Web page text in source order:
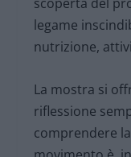
legame
nutrizione,
La mostra si
riflessione
comprendere